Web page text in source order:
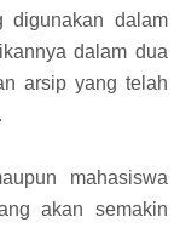
digunakan dalam
dalam dua
arsip yang telah
mahasiswa
akan semakin